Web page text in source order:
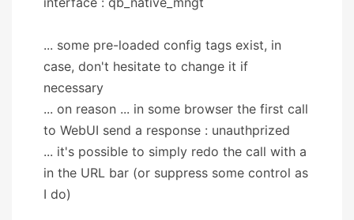
... some pre-loaded config tags exist, in
case, don't hesitate to change it if
necessary
... on reason ... in some browser the first call
to WebUI send a response : unauthprized
... it's possible to simply redo the call with a
in the URL bar (or suppress some control as
I do)